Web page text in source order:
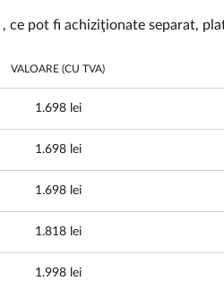
, ce pot fi achiziţionate separat,
VALOARE (CU TVA)
1.698 lei
1.698 lei
1.698 lei
1.818 lei
1.998 lei